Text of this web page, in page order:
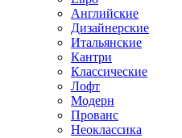
Английские
Дизайнерские
Итальянские
Кантри
Классические
Лофт
Модерн
Прованс
Неоклассика